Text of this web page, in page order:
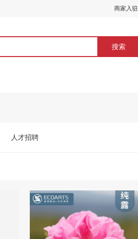
商家入驻
搜索
人才招聘